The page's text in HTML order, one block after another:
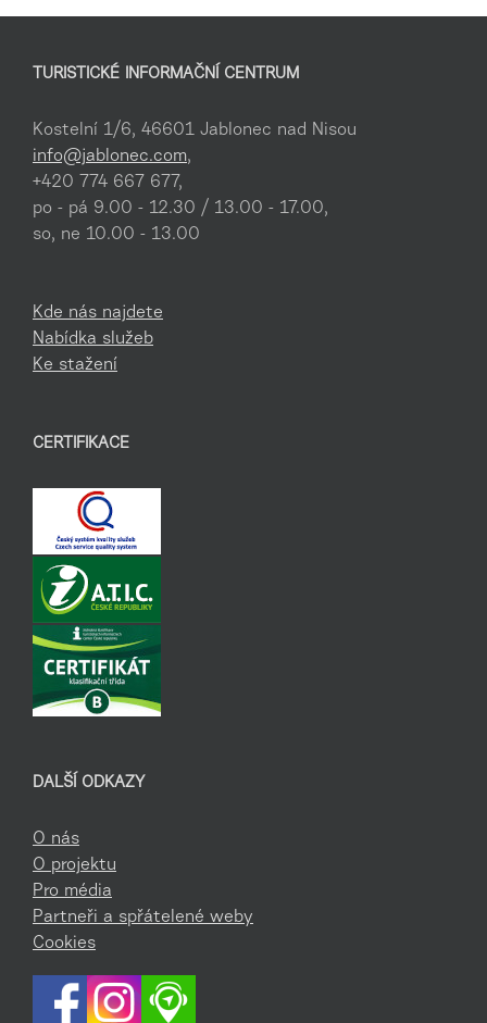
TURISTICKÉ INFORMAČNÍ CENTRUM
Kostelní 1/6, 46601 Jablonec nad Nisou
info@jablonec.com,
+420 774 667 677,
po - pá 9.00 - 12.30 / 13.00 - 17.00,
so, ne 10.00 - 13.00
Kde nás najdete
Nabídka služeb
Ke stažení
CERTIFIKACE
DALŠÍ ODKAZY
O nás
O projektu
Pro média
Partneři a spřátelené weby
Cookies